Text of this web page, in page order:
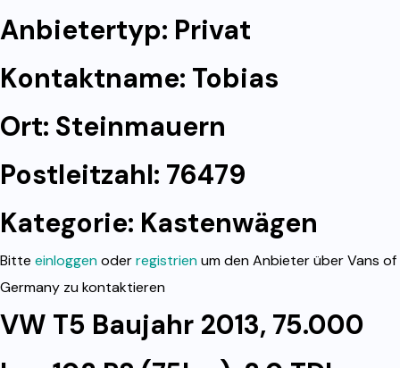
Anbietertyp: Privat
Kontaktname: Tobias
Ort: Steinmauern
Postleitzahl: 76479
Kategorie: Kastenwägen
Bitte einloggenoderregistrienum den Anbieter über Vans of
Germany zu kontaktieren
VW T5 Baujahr 2013, 75.000